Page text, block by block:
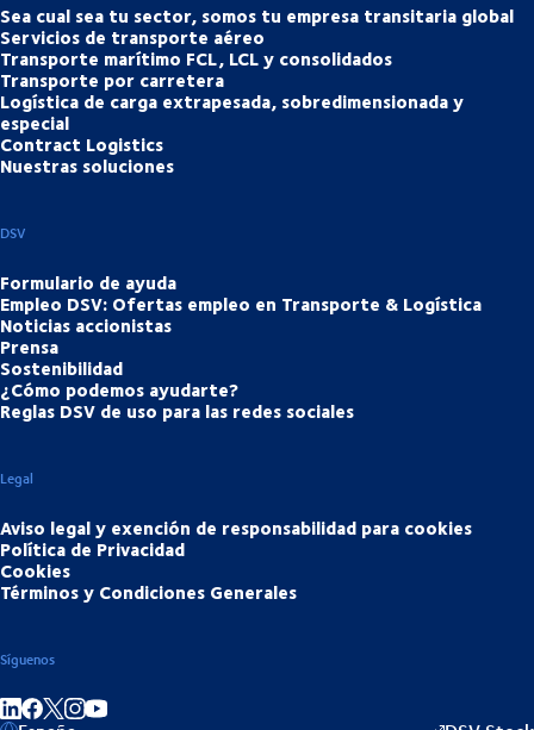
Sea cual sea tu sector, somos tu empresa transitaria global
Servicios de transporte aéreo
Transporte marítimo FCL, LCL y consolidados
Transporte por carretera
Logística de carga extrapesada, sobredimensionada y
especial
Contract Logistics
Nuestras soluciones
DSV
Formulario de ayuda
Empleo DSV: Ofertas empleo en Transporte & Logística
Noticias accionistas
Prensa
Sostenibilidad
¿Cómo podemos ayudarte?
Reglas DSV de uso para las redes sociales
Legal
Aviso legal y exención de responsabilidad para cookies
Política de Privacidad
Cookies
Términos y Condiciones Generales
Síguenos